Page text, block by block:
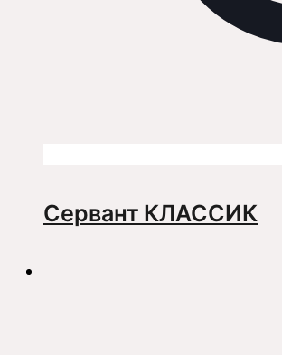
Сервант КЛАССИК